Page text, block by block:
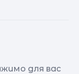
для вас